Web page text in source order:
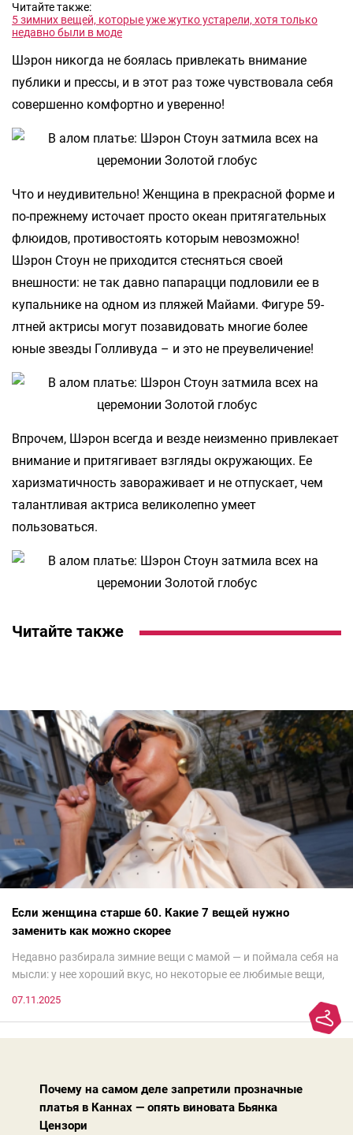
Читайте также:
5 зимних вещей, которые уже жутко устарели, хотя только
недавно были в моде
Шэрон никогда не боялась привлекать внимание
публики и прессы, и в этот раз тоже чувствовала себя
совершенно комфортно и уверенно!
Что и неудивительно! Женщина в прекрасной форме и
по-прежнему источает просто океан притягательных
флюидов, противостоять которым невозможно!
Шэрон Стоун не приходится стесняться своей
внешности: не так давно папарацци подловили ее в
купальнике на одном из пляжей Майами. Фигуре 59-
лтней актрисы могут позавидовать многие более
юные звезды Голливуда – и это не преувеличение!
Впрочем, Шэрон всегда и везде неизменно привлекает
внимание и притягивает взгляды окружающих. Ее
харизматичность завораживает и не отпускает, чем
талантливая актриса великолепно умеет
пользоваться.
Читайте также
Если женщина старше 60. Какие 7 вещей нужно
заменить как можно скорее
Недавно разбирала зимние вещи с мамой — и поймала себя на
мысли: у нее хороший вкус, но некоторые ее любимые вещи,
моды. Вовсе нет.Проблема в том, что сама мода сделала шаг
07.11.2025
Почему на самом деле запретили прозначные
платья в Каннах — опять виновата Бьянка
Цензори